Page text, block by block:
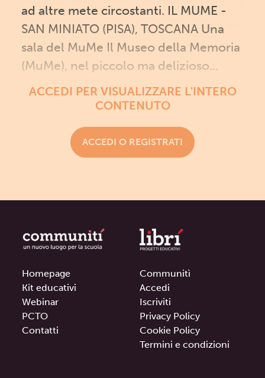
ad altre mete circostanti. IL MUME -
SAN MINIATO (PISA), TOSCANA Una
sala del MuMe Il Museo della Memoria
(MuMe), nel piccolo ma delizioso...
ACCEDI PER VISUALIZZARE L'INTERO
CONTENUTO
ACCEDI O REGISTRATI
Homepage
Kit educativi
Webinar
PCTO
Contatti
Communitì
Accedi
Iscriviti
Privacy Policy
Cookie Policy
Termini e condizioni